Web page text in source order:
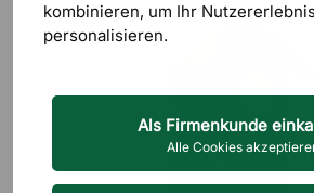
kombinieren, um Ihr
personalisieren.
Als Firmenkunde
Alle Cookies